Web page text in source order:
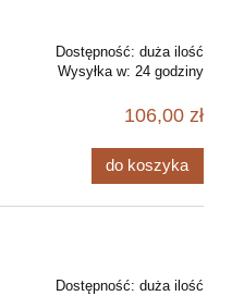
Dostępność: duża ilość
Wysyłka w: 24 godziny
106,00 zł
do koszyka
Dostępność: duża ilość